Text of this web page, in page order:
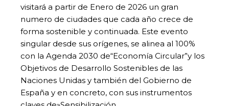
visitará a partir de Enero de 2026 un gran
numero de ciudades que cada año crece de
forma sostenible y continuada. Este evento
singular desde sus orígenes, se alinea al 100%
con la Agenda 2030 de“Economía Circular”y los
Objetivos de Desarrollo Sostenibles de las
Naciones Unidas y también del Gobierno de
España y en concreto, con sus instrumentos